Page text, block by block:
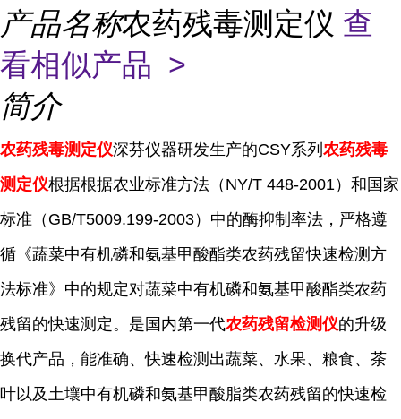
产品名称农药残毒测定仪 查
看相似产品 >
简介
农药残毒测定仪深芬仪器研发生产的CSY系列 农药残毒
测定仪根据根据农业标准方法（ NY/T 448-2001）和国家
标准（ GB/T5009.199-2003）中的酶抑制率法，严格遵
循《蔬菜中有机磷和氨基甲酸酯类农药残留快速检测方
法标准》中的规定对蔬菜中有机磷和氨基甲酸酯类农药
残留的快速测定。是国内第一代农药残留检测仪的升级
换代产品，能准确、快速检测出蔬菜、水果、粮食、茶
叶以及土壤中有机磷和氨基甲酸脂类农药残留的快速检